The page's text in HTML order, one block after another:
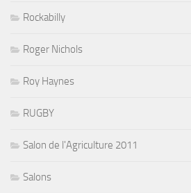
Rockabilly
Roger Nichols
Roy Haynes
RUGBY
Salon de l'Agriculture 2011
Salons